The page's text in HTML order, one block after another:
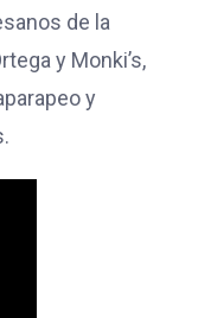
de la
y Monki’s,
y